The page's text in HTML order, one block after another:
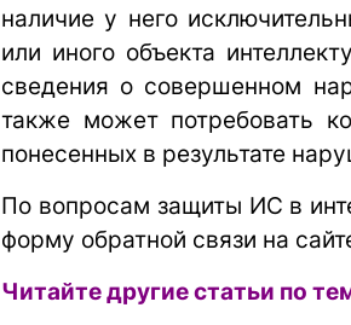
наличие у него
или иного объекта
сведения о совершенном
также может потребовать
понесенных в результате
По вопросам защиты ИС в
форму обратной связи на
Читайте другие статьи по